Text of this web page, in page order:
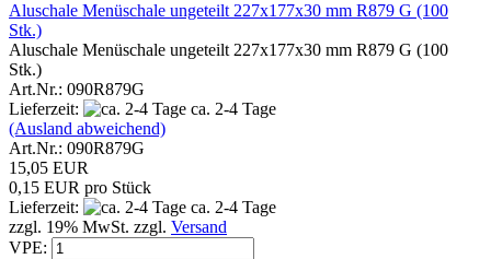
Aluschale Menüschale ungeteilt 227x177x30 mm R879 G (100
Stk.)
Aluschale Menüschale ungeteilt 227x177x30 mm R879 G (100
Stk.)
Art.Nr.: 090R879G
Lieferzeit:
ca. 2-4 Tage
(Ausland abweichend)
Art.Nr.: 090R879G
15,05 EUR
0,15 EUR pro Stück
Lieferzeit:
ca. 2-4 Tage
zzgl. 19% MwSt. zzgl. Versand
VPE: